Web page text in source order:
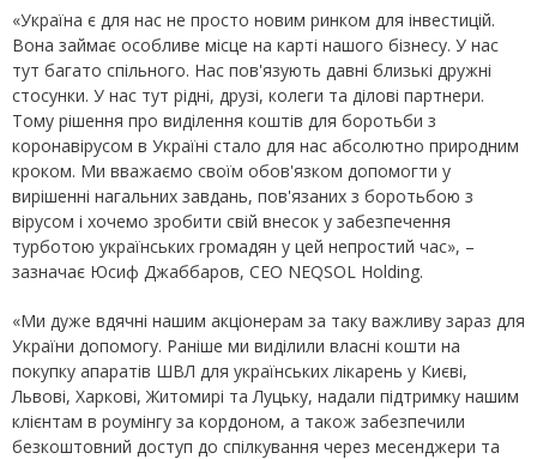
«Україна є для нас не просто новим ринком для інвестицій.
Вона займає особливе місце на карті нашого бізнесу. У нас
тут багато спільного. Наc пов'язують давні близькі дружні
стосунки. У нас тут рідні, друзі, колеги та ділові партнери.
Тому рішення про виділення коштів для боротьби з
коронавірусом в Україні стало для нас абсолютно природним
кроком. Ми вважаємо своїм обов'язком допомогти у
вирішенні нагальних завдань, пов'язаних з боротьбою з
вірусом і хочемо зробити свій внесок у забезпечення
турботою українських громадян у цей непростий час», –
зазначає Юсиф Джаббаров, CEO NEQSOL Holding.
«Ми дуже вдячні нашим акціонерам за таку важливу зараз для
України допомогу. Раніше ми виділили власні кошти на
покупку апаратів ШВЛ для українських лікарень у Києві,
Львові, Харкові, Житомирі та Луцьку, надали підтримку нашим
клієнтам в роумінгу за кордоном, а також забезпечили
безкоштовний доступ до спілкування через месенджери та